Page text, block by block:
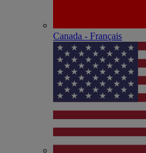
Canada - Français